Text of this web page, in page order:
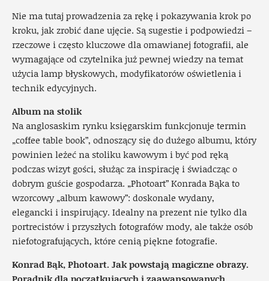
Nie ma tutaj prowadzenia za rękę i pokazywania krok po
kroku, jak zrobić dane ujęcie. Są sugestie i podpowiedzi –
rzeczowe i często kluczowe dla omawianej fotografii, ale
wymagające od czytelnika już pewnej wiedzy na temat
użycia lamp błyskowych, modyfikatorów oświetlenia i
technik edycyjnych.
Album na stolik
Na anglosaskim rynku księgarskim funkcjonuje termin
„coffee table book”, odnoszący się do dużego albumu, który
powinien leżeć na stoliku kawowym i być pod ręką
podczas wizyt gości, służąc za inspirację i świadcząc o
dobrym guście gospodarza. „Photoart” Konrada Bąka to
wzorcowy „album kawowy”: doskonale wydany,
elegancki i inspirujący. Idealny na prezent nie tylko dla
portrecistów i przyszłych fotografów mody, ale także osób
niefotografujących, które cenią piękne fotografie.
Konrad Bąk, Photoart. Jak powstają magiczne obrazy.